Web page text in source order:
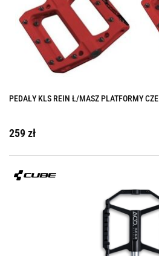
PEDAŁY KLS REIN Ł/MASZ PLATFORMY CZE
259 zł